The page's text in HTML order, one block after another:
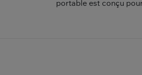
portable est conçu